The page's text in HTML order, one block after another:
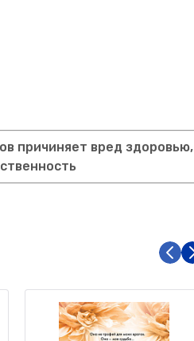
причиняет вред здоровью,